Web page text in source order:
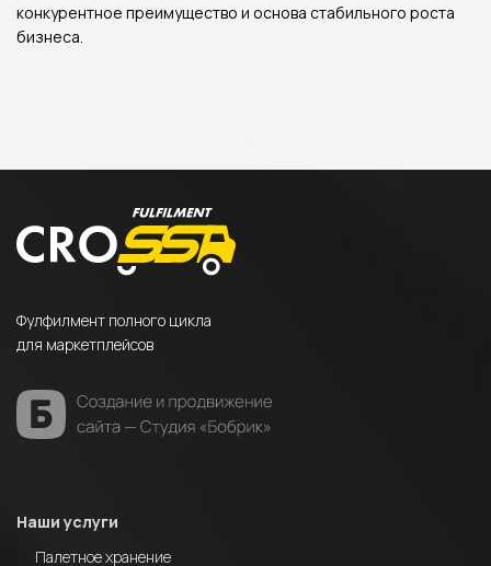
конкурентное преимущество и основа стабильного роста
бизнеса.
Фулфилмент полного цикла
для маркетплейсов
Наши услуги
Палетное хранение